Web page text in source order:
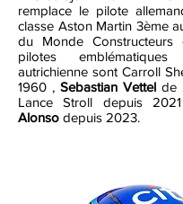
remplace le pilote
classe Aston Martin 3ème
du Monde
pilotes
autrichienne sont Carroll
1960 , Sebastian Vettel de
Lance Stroll depuis
Alonso depuis 2023.